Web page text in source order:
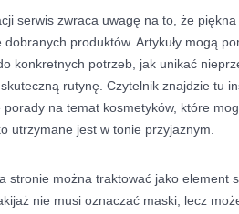
serwis zwraca uwagę na to, że
produktów. Artykuły mogą
konkretnych potrzeb, jak unikać
rutynę. Czytelnik znajdzie tu
porady na temat kosmetyków, które
utrzymane jest w tonie przyjaznym.
stronie można traktować jako element
nie musi oznaczać maski, lecz